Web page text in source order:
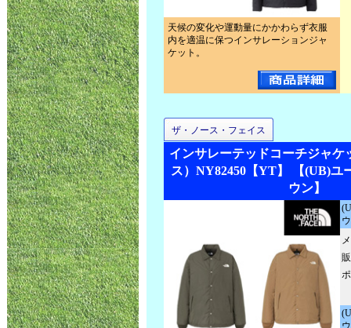
天候の変化や運動量にかかわらず衣服
内を適温に保つインサレーションジャ
ケット。
ザ・ノース・フェイス
インサレーテッドコーチジャケ
ス）NY82450【YT】 【(UB)ユ
ウン】